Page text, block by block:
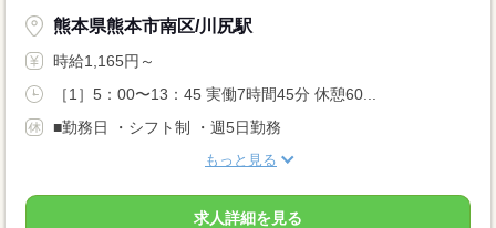
熊本県熊本市南区/川尻駅
時給1,165円～
［1］5：00〜13：45 実働7時間45分 休憩60...
■勤務日 ・シフト制 ・週5日勤務
もっと見る
求人詳細を見る